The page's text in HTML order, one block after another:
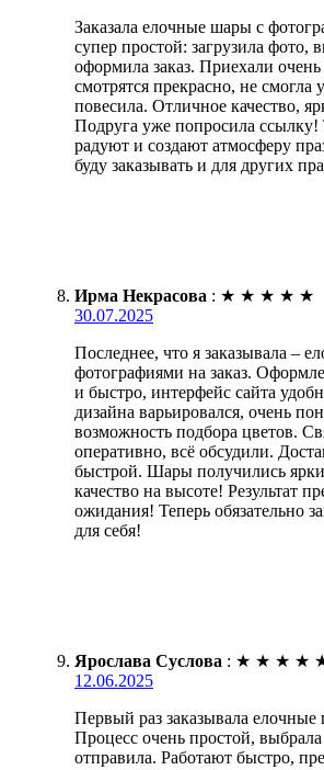
Заказала елочные шары с
супер простой: загрузила фото,
оформила заказ. Приехали
смотрятся прекрасно, не смогла
повесила. Отличное качество,
Подруга уже попросила
радуют и создают атмосферу
буду заказывать и для других
Ирма Некрасова : ★ ★ ★ ★ ★
30.07.2025
Последнее, что я заказывала –
фотографиями на заказ.
и быстро, интерфейс сайта
дизайна варьировался, очень
возможность подбора цветов.
оперативно, всё обсудили.
быстрой. Шары получились
качество на высоте! Результат
ожидания! Теперь обязательно
для себя!
Ярослава Суслова : ★ ★ ★ ★
12.06.2025
Первый раз заказывала
Процесс очень простой,
отправила. Работают быстро,